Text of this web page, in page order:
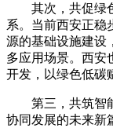
其次，共促绿色
系。当前西安正稳
源的基础设施建设
多应用场景。西安
开发，以绿色低碳
第三，共筑智能
协同发展的未来新